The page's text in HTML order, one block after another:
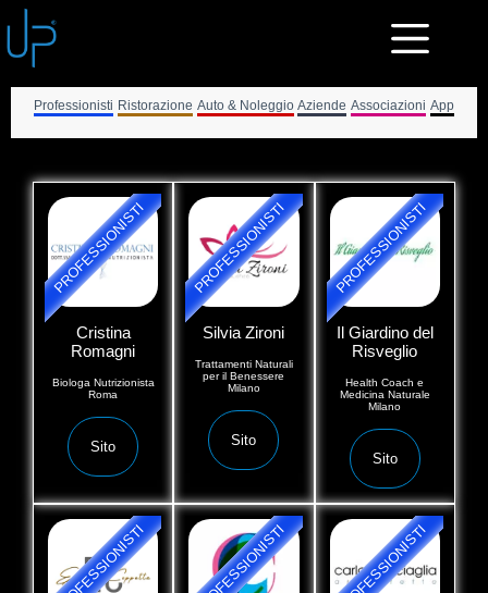
Professionisti Ristorazione Auto & Noleggio Aziende Associazioni App
Cristina
Romagni
Biologa Nutrizionista
Roma
Sito
PROFESSIONISTI
Silvia Zironi
Trattamenti Naturali
per il Benessere
Milano
Sito
PROFESSIONISTI
Il Giardino del
Risveglio
Health Coach e
Medicina Naturale
Milano
Sito
PROFESSIONISTI
PROFESSIONISTI PROFESSIONISTI PROFESSIONISTI